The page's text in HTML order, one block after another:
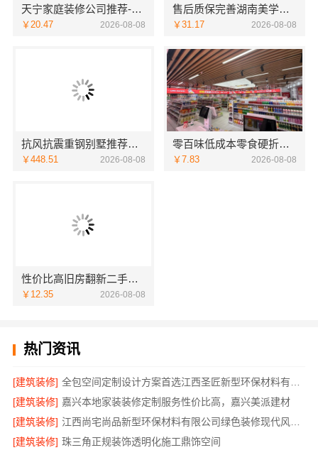
天宁家庭装修公司推荐-宜居佳专业团队
￥20.47 2026-08-08
售后质保完善湖南美学筑家公司软装配套湖南美学筑家
￥31.17 2026-08-08
抗风抗震重钢别墅推荐，云南晟构建筑建材有限公司懂云南气候
￥448.51 2026-08-08
零百味低成本零食硬折扣适配全场景，河南零百味供应链有限公司
￥7.83 2026-08-08
性价比高旧房翻新二手房案例，苏州兔哥哥智装新材料
￥12.35 2026-08-08
热门资讯
[建筑装修]
[建筑装修] 嘉兴本地家装装修定制服务性价比高，嘉兴美派建材
[建筑装修]
[建筑装修] 珠三角正规装饰透明化施工鼎饰空间